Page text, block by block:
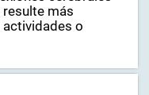
resulte más
o